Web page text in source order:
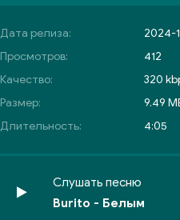
Дата релиза:
2024-
Просмотров:
412
Качество:
320
Размер:
9.49
Длительность:
4:05
Слушать песню
Burito - Белым